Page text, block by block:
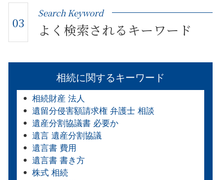
03
Search Keyword
よく検索されるキーワード
相続に関するキーワード
相続財産 法人
遺留分侵害額請求権 弁護士 相談
遺産分割協議書 必要か
遺言 遺産分割協議
遺言書 費用
遺言書 書き方
株式 相続